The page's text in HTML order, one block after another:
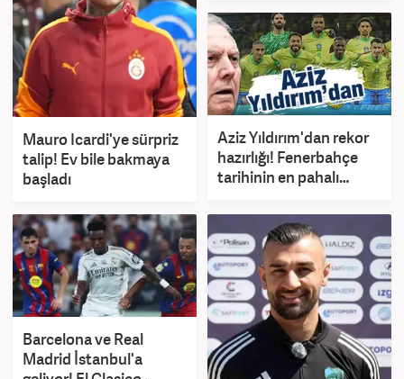
Mauro Icardi'ye sürpriz
talip! Ev bile bakmaya
başladı
Aziz Yıldırım'dan rekor
hazırlığı! Fenerbahçe
tarihinin en pahalı
Barcelona ve Real
Madrid İstanbul'a